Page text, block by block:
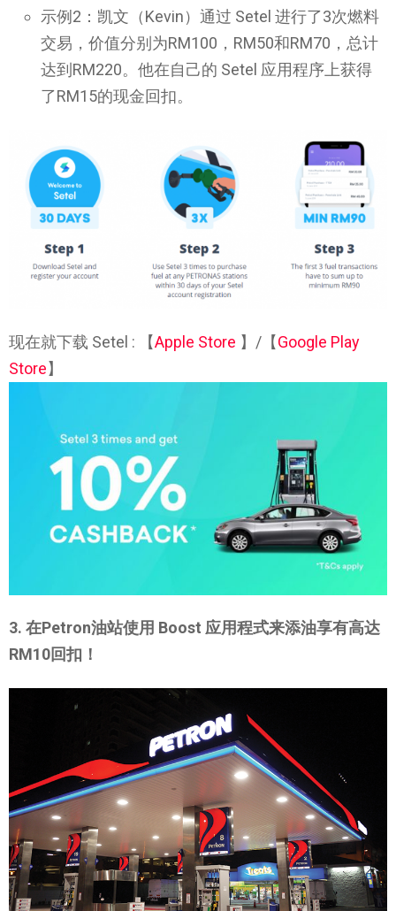
示例2：凯文（Kevin）通过 Setel 进行了3次燃料
交易，价值分别为RM100，RM50和RM70，总计
达到RM220。他在自己的 Setel 应用程序上获得
了RM15的现金回扣。
现在就下载 Setel : 【Apple Store 】/【Google Play
Store】
3. 在Petron油站使用 Boost 应用程式来添油享有高达
RM10回扣！